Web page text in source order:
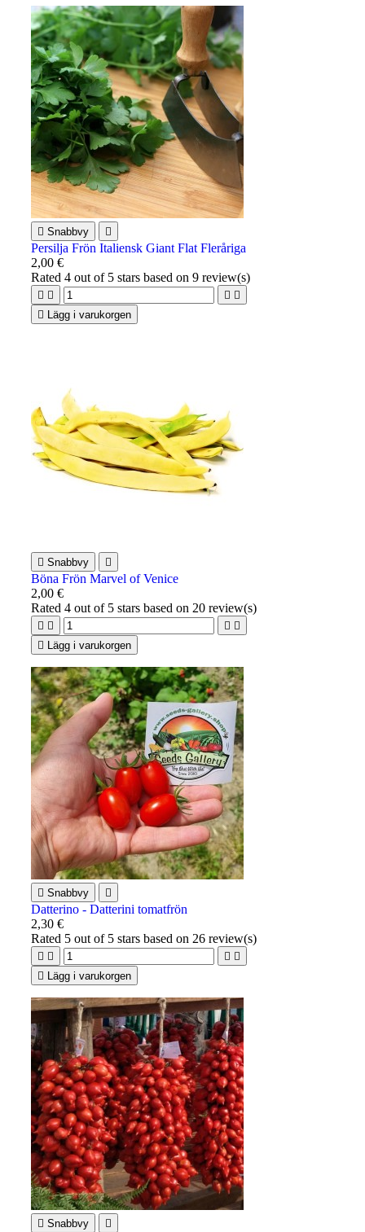
 Snabbvy 
Persilja Frön Italiensk Giant Flat Fleråriga
2,00 €
Rated4 out of 5 stars based on9 review(s)
   
 Lägg i varukorgen
 Snabbvy 
Böna Frön Marvel of Venice
2,00 €
Rated4 out of 5 stars based on 20 review(s)
   
 Lägg i varukorgen
 Snabbvy 
Datterino - Datterini tomatfrön
2,30 €
Rated 5 out of 5 stars based on 26 review(s)
   
 Lägg i varukorgen
 Snabbvy 